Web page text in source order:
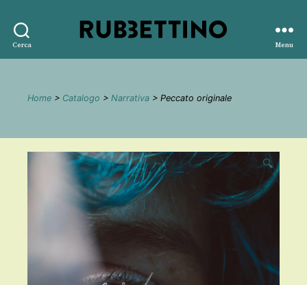
Cerca
editore
Menu
Home > Catalogo > Narrativa > Peccato originale
🔍